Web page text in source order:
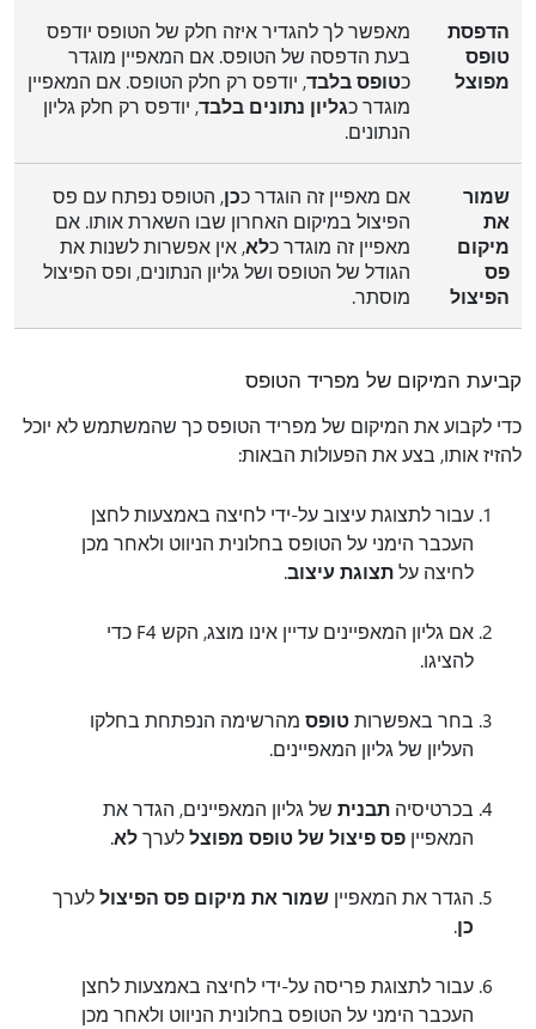
הדפסת
טופס
מפוצל
מאפשר לך להגדיר איזה חלק של הטופס יודפס
בעת הדפסה של הטופס. אם המאפיין מוגדר
כטופס בלבד, יודפס רק חלק הטופס. אם המאפיין
מוגדר כגליון נתונים בלבד, יודפס רק חלק גליון
הנתונים.
שמור
את
מיקום
פס
הפיצול
אם מאפיין זה הוגדר ככן, הטופס נפתח עם פס
הפיצול במיקום האחרון שבו השארת אותו. אם
מאפיין זה מוגדר כלא, אין אפשרות לשנות את
הגודל של הטופס ושל גליון הנתונים, ופס הפיצול
מוסתר.
קביעת המיקום של מפריד הטופס
כדי לקבוע את המיקום של מפריד הטופס כך שהמשתמש לא יוכל
להזיז אותו, בצע את הפעולות הבאות:
עבור לתצוגת עיצוב על-ידי לחיצה באמצעות לחצן
העכבר הימני על הטופס בחלונית הניווט ולאחר מכן
לחיצה עלתצוגת עיצוב.
אם גליון המאפיינים עדיין אינו מוצג, הקש F4 כדי
להציגו.
בחר באפשרותטופס מהרשימה הנפתחת בחלקו
העליון של גליון המאפיינים.
בכרטיסיה תבנית של גליון המאפיינים, הגדר את
המאפיין פס פיצול של טופס מפוצללערךלא.
הגדר את המאפיין שמור את מיקום פס הפיצוללערך
כן.
עבור לתצוגת פריסה על-ידי לחיצה באמצעות לחצן
העכבר הימני על הטופס בחלונית הניווט ולאחר מכן